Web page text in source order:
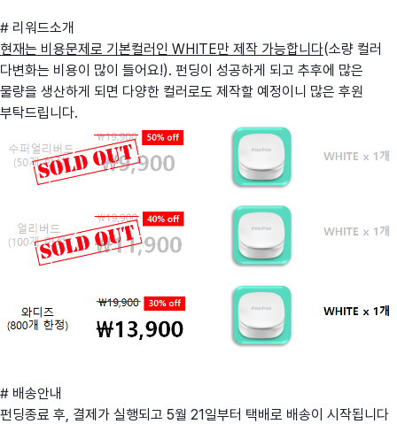
# 리워드소개
현재는 비용문제로 기본컬러인 WHITE만 제작 가능합니다(소량 컬러
다변화는 비용이 많이 들어요!). 펀딩이 성공하게 되고 추후에 많은
물량을 생산하게 되면 다양한 컬러로도 제작할 예정이니 많은 후원
부탁드립니다.
# 배송안내
펀딩종료 후, 결제가 실행되고 5월 21일부터 택배로 배송이 시작됩니다